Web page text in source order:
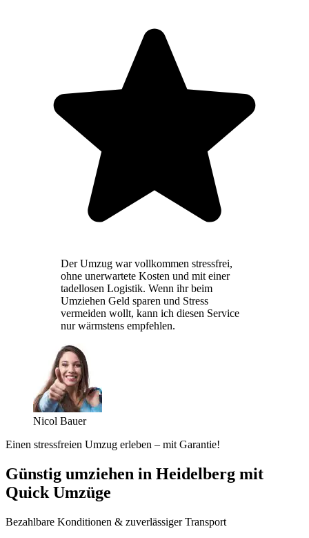
Der Umzug war vollkommen stressfrei,
ohne unerwartete Kosten und mit einer
tadellosen Logistik. Wenn ihr beim
Umziehen Geld sparen und Stress
vermeiden wollt, kann ich diesen Service
nur wärmstens empfehlen.
Nicol Bauer
Einen stressfreien Umzug erleben – mit Garantie!
Günstig umziehen in Heidelberg mit
Quick Umzüge
Bezahlbare Konditionen & zuverlässiger Transport